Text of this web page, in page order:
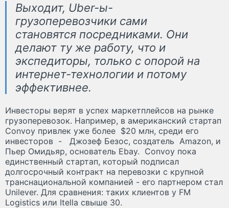
Выходит, Uber-ы-
грузоперевозчики сами
становятся посредниками. Они
делают ту же работу, что и
экспедиторы, только c опорой на
интернет-технологии и потому
эффективнее.
Инвесторы верят в успех маркетплейсов на рынке
грузоперевозок. Например, в американский стартап
Convoy привлек уже более $20 млн, среди его
инвесторов - Джозеф Безос, создатель Amazon, и
Пьер Омидьяр, основатель Ebay. Convoy пока
единственный стартап, который подписал
долгосрочный контракт на перевозки с крупной
транснациональной компанией - его партнером стал
Unilever. Для сравнения: таких клиентов у FM
Logistics или Itella свыше 30.